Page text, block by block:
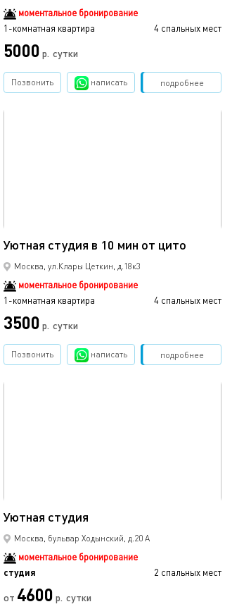
моментальное бронирование
1-комнатная квартира
4 спальных мест
5000 р. сутки
подробнее
Позвонить написать Забронировать
Уютная студия в 10 мин от цито
Москва, ул.Клары Цеткин, д.18к3
моментальное бронирование
1-комнатная квартира
4 спальных мест
3500 р. сутки
подробнее
Позвонить написать Забронировать
Уютная студия
Москва, бульвар Ходынский, д.20 А
моментальное бронирование
студия
2 спальных мест
от 4600 р. сутки